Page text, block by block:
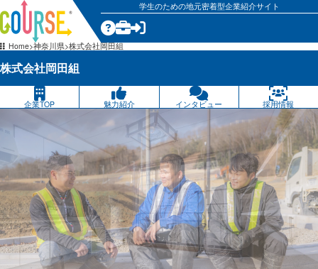
学生のための地元密着型企業紹介サイト
Home 神奈川県 株式会社岡田組
株式会社岡田組
企業TOP 魅力紹介 インタビュー 採用情報